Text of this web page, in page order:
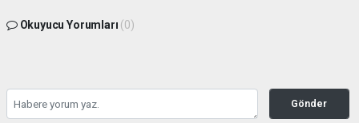
Okuyucu Yorumları (0)
Gönder